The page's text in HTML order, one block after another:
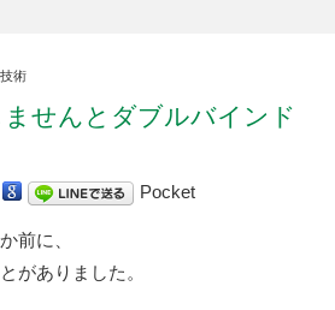
術
せんとダブルバインド
Pocket
前に、
がありました。